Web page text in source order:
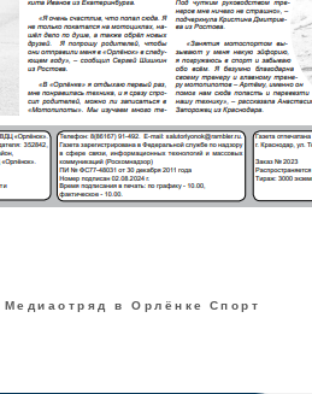
Медиаотряд в Орлёнке Спорт